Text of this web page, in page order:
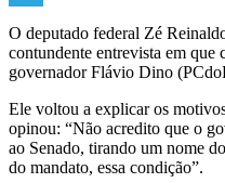
Telegram
O deputado federal Zé
contundente entrevista em que
governador Flávio Dino
Ele voltou a explicar os
opinou: “Não acredito que o
ao Senado, tirando um nome
do mandato, essa condição”.